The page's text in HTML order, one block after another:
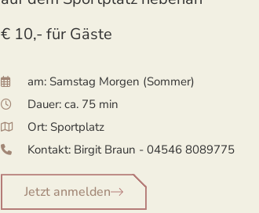
€ 10,- für Gäste
am: Samstag Morgen (Sommer)
Dauer: ca. 75 min
Ort: Sportplatz
Kontakt: Birgit Braun - 04546 8089775
Jetzt anmelden